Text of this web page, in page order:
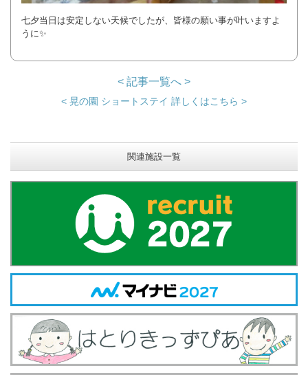
七夕当日は安定しない天候でしたが、皆様の願い事が叶いますよ
うに✨
< 記事一覧へ >
< 晃の園 ショートステイ 詳しくはこちら >
関連施設一覧